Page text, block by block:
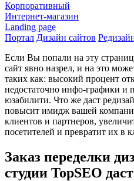
Корпоративный
Интернет-магазин
Landing page
Портал Дизайн сайтов
Если Вы попали на эту
сайт явно назрел, и на это
таких как: высокий процент
недостаточно инфо-графики и
юзабилити. Что же даст
повысит имидж вашей
клиентов и партнеров,
посетителей и превратит их в
Заказ переделки
студии TopSEO